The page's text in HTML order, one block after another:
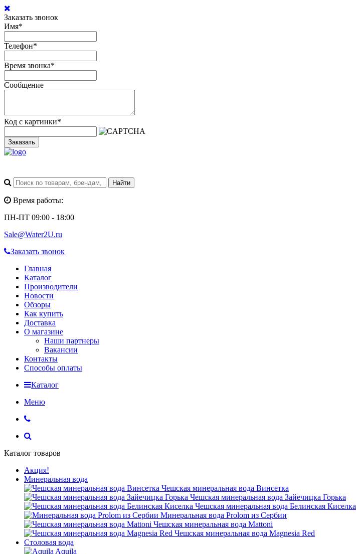
Заказать звонок
Имя*
Телефон*
Время звонка*
Сообщение
Код с картинки*
Заказать
Время работы:
ПН-ПТ 09:00 - 18:00
Sale@Water2U.ru
Заказать звонок
Главная
Каталог
Производители
Новости
Обзоры
Как купить
Доставка
О магазине
Наши партнеры
Вакансии
Контакты
Способы оплаты
Каталог
Меню
Каталог товаров
Акция!
Минеральная вода
Чешская минеральная вода Винсетка
Чешская минеральная вода Зайечицка Горька
Чешская минеральная вода Белинская Киселка
Минеральная вода Prolom из Сербии
Чешская минеральная вода Mattoni
Чешская минеральная вода Magnesia Red
Столовая вода
Aquila